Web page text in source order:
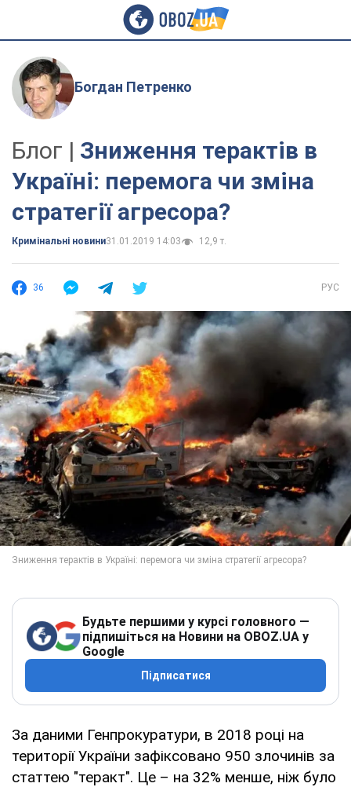
Богдан Петренко
Блог | Зниження терактів в
Україні: перемога чи зміна
стратегії агресора?
Кримінальні новини31.01.2019 14:03 12,9 т.
36 РУС
Будьте першими у курсі головного —
підпишіться на Новини на OBOZ.UA у
Google
Підписатися
За даними Генпрокуратури, в 2018 році на
території України зафіксовано 950 злочинів за
статтею "теракт". Це – на 32% менше, ніж було